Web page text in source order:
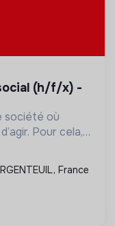
société où
Pour cela,
lieux
à tous.
France